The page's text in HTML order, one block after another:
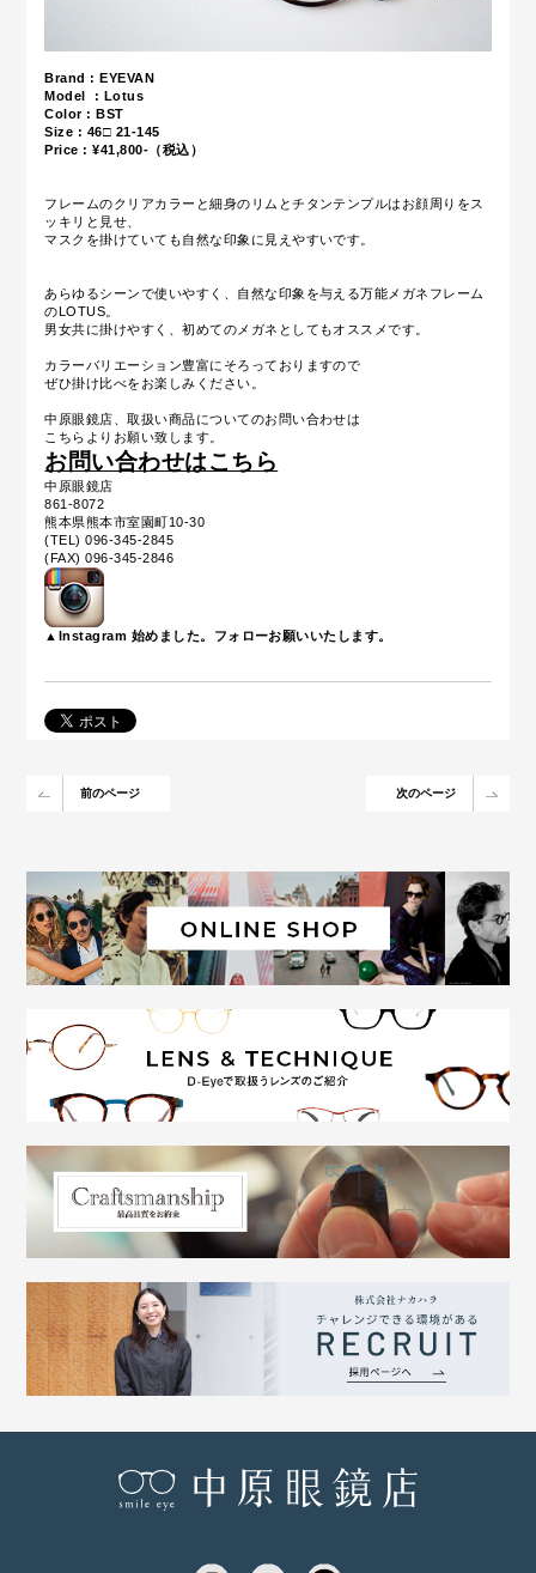
Brand : EYEVAN
Model : Lotus
Color : BST
Size : 46□ 21-145
Price : ¥41,800-（税込）
フレームのクリアカラーと細身のリムとチタンテンプルはお顔周りをス
ッキリと見せ、
マスクを掛けていても自然な印象に見えやすいです。
あらゆるシーンで使いやすく、自然な印象を与える万能メガネフレーム
のLOTUS。
男女共に掛けやすく、初めてのメガネとしてもオススメです。
カラーバリエーション豊富にそろっておりますので
ぜひ掛け比べをお楽しみください。
中原眼鏡店、取扱い商品についてのお問い合わせは
こちらよりお願い致します。
お問い合わせはこちら
中原眼鏡店
861-8072
熊本県熊本市室園町10-30
(TEL) 096-345-2845
(FAX) 096-345-2846
▲Instagram 始めました。フォローお願いいたします。
前のページ 次のページ